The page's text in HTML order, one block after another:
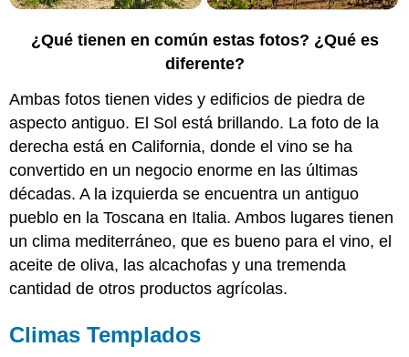
¿Qué tienen en común estas fotos? ¿Qué es
diferente?
Ambas fotos tienen vides y edificios de piedra de
aspecto antiguo. El Sol está brillando. La foto de la
derecha está en California, donde el vino se ha
convertido en un negocio enorme en las últimas
décadas. A la izquierda se encuentra un antiguo
pueblo en la Toscana en Italia. Ambos lugares tienen
un clima mediterráneo, que es bueno para el vino, el
aceite de oliva, las alcachofas y una tremenda
cantidad de otros productos agrícolas.
Climas Templados